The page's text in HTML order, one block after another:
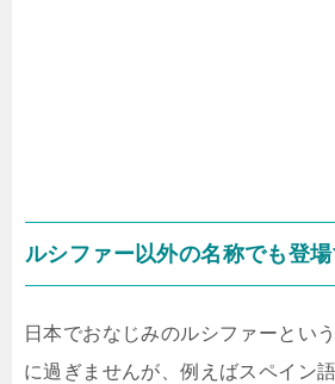
ルシファー以外の名称でも登場
日本でおなじみのルシファーとい
に過ぎませんが、例えばスペイン